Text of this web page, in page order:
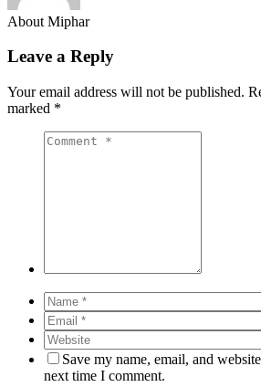
About Miphar
Leave a Reply
Your email address will not be published.
marked *
Save my name, email, and
next time I comment.